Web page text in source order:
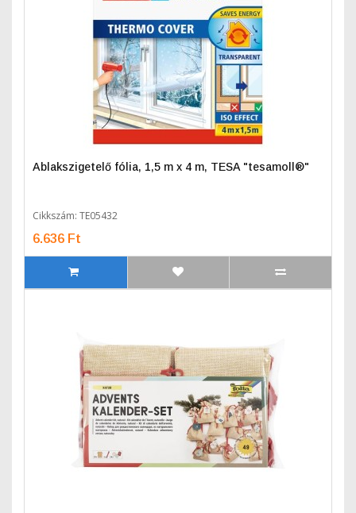
Ablakszigetelő fólia, 1,5 m x 4 m, TESA "tesamoll®"
Cikkszám: TE05432
6.636 Ft